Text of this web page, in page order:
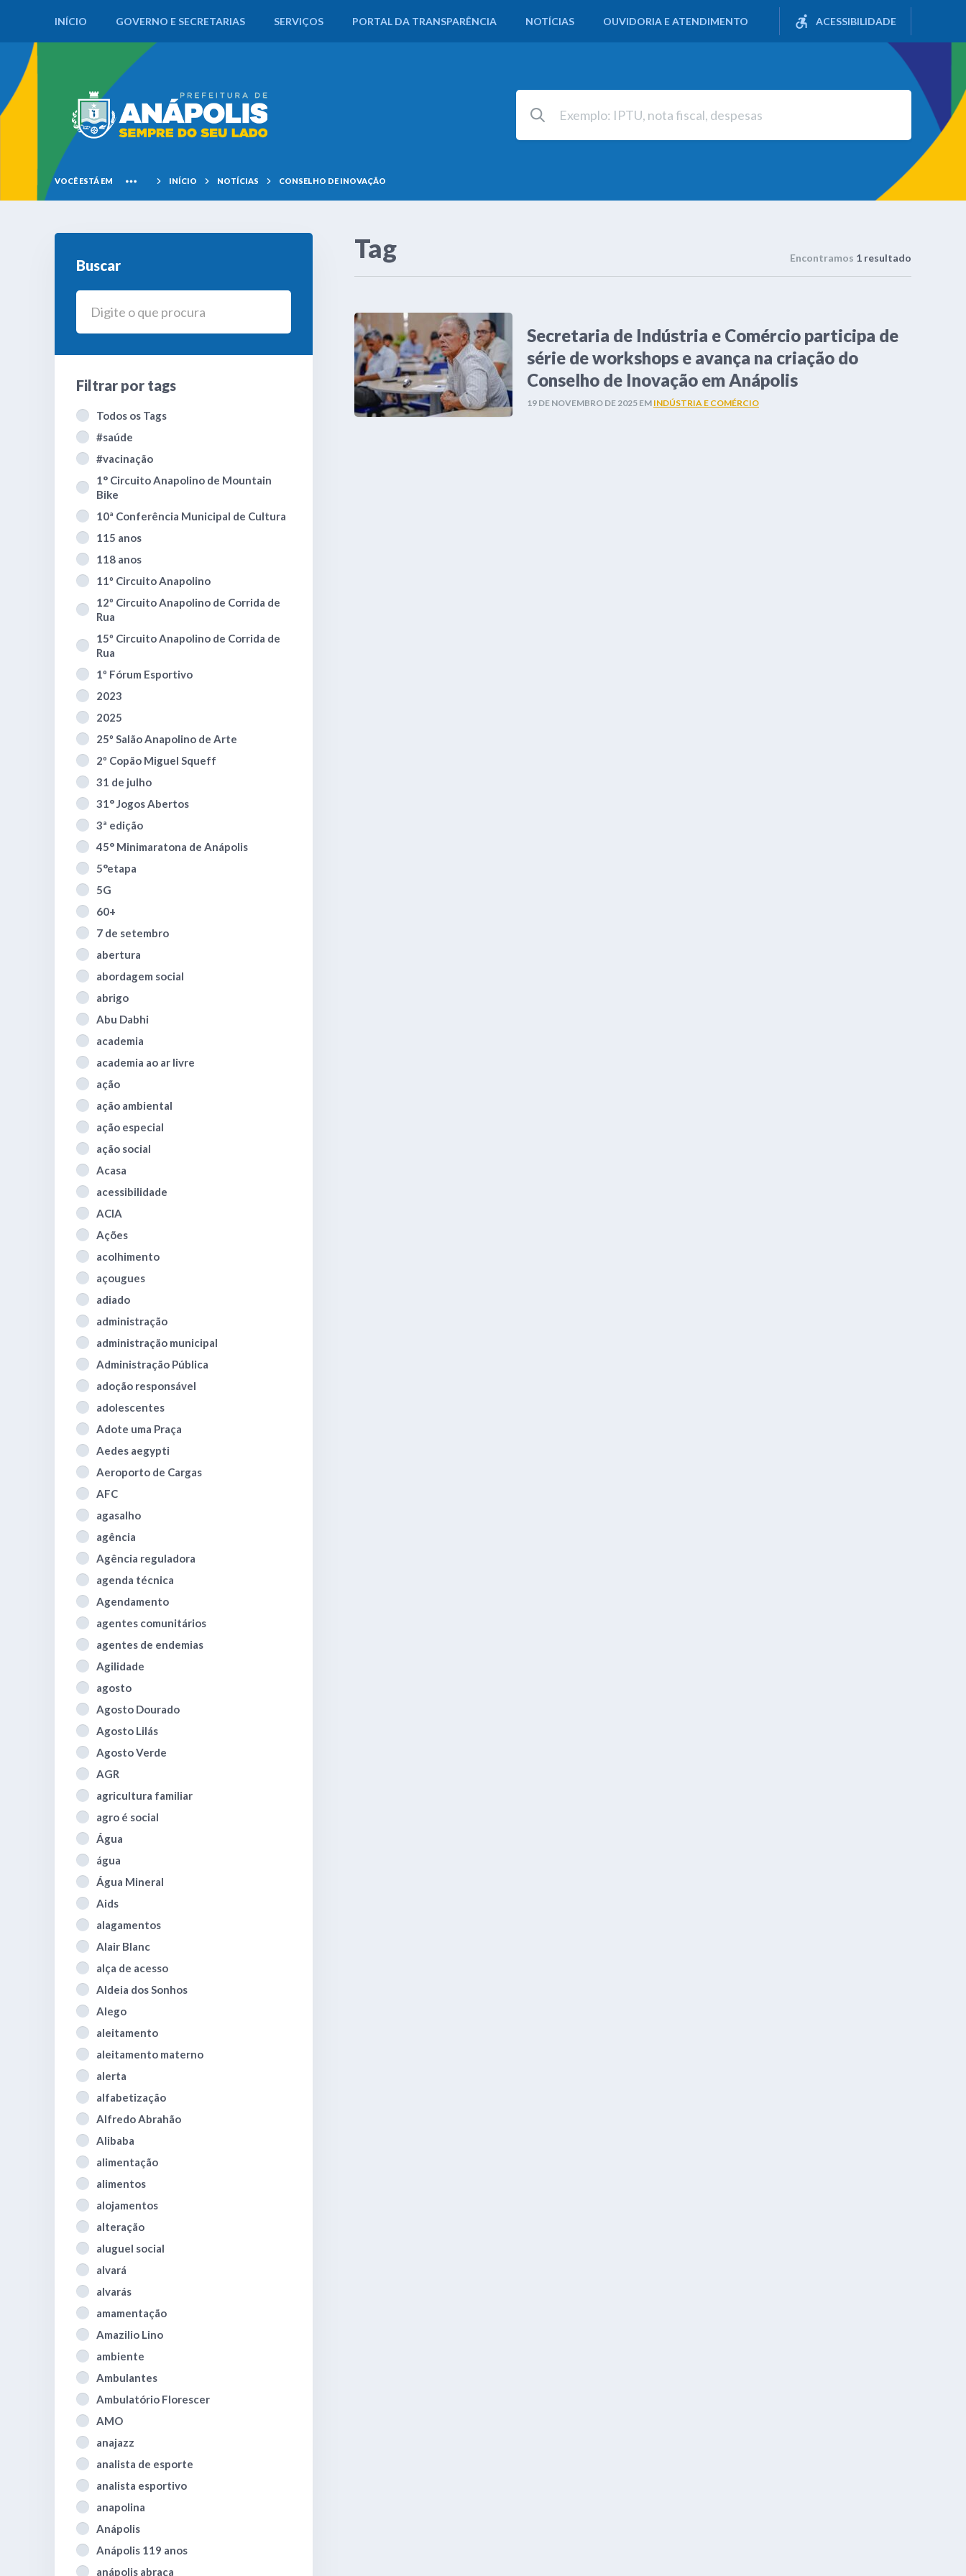
INÍCIO GOVERNO E SECRETARIAS SERVIÇOS PORTAL DA TRANSPARÊNCIA NOTÍCIAS OUVIDORIA E ATENDIMENTO ACESSIBILIDADE
VOCÊ ESTÁ EM INÍCIO NOTÍCIAS CONSELHO DE INOVAÇÃO
Buscar
Filtrar por tags
Todos os Tags
#saúde
#vacinação
1° Circuito Anapolino de Mountain
Bike
10ª Conferência Municipal de Cultura
115 anos
118 anos
11º Circuito Anapolino
12º Circuito Anapolino de Corrida de
Rua
15º Circuito Anapolino de Corrida de
Rua
1º Fórum Esportivo
2023
2025
25º Salão Anapolino de Arte
2º Copão Miguel Squeff
31 de julho
31° Jogos Abertos
3ª edição
45° Minimaratona de Anápolis
5°etapa
5G
60+
7 de setembro
abertura
abordagem social
abrigo
Abu Dabhi
academia
academia ao ar livre
ação
ação ambiental
ação especial
ação social
Acasa
acessibilidade
ACIA
Ações
acolhimento
açougues
adiado
administração
administração municipal
Administração Pública
adoção responsável
adolescentes
Adote uma Praça
Aedes aegypti
Aeroporto de Cargas
AFC
agasalho
agência
Agência reguladora
agenda técnica
Agendamento
agentes comunitários
agentes de endemias
Agilidade
agosto
Agosto Dourado
Agosto Lilás
Agosto Verde
AGR
agricultura familiar
agro é social
Água
água
Água Mineral
Aids
alagamentos
Alair Blanc
alça de acesso
Aldeia dos Sonhos
Alego
aleitamento
aleitamento materno
alerta
alfabetização
Alfredo Abrahão
Alibaba
alimentação
alimentos
alojamentos
alteração
aluguel social
alvará
alvarás
amamentação
Amazilio Lino
ambiente
Ambulantes
Ambulatório Florescer
AMO
anajazz
analista de esporte
analista esportivo
anapolina
Anápolis
Anápolis 119 anos
anápolis abraça
Tag Encontramos 1 resultado
Secretaria de Indústria e Comércio participa de
série de workshops e avança na criação do
Conselho de Inovação em Anápolis
19 DE NOVEMBRO DE 2025 EM INDÚSTRIA E COMÉRCIO